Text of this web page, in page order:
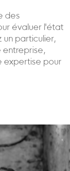
des
évaluer l'état
un particulier,
entreprise,
expertise pour